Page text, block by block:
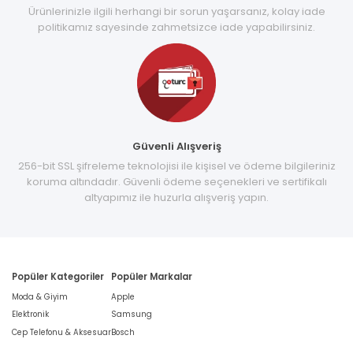
Ürünlerinizle ilgili herhangi bir sorun yaşarsanız, kolay iade
politikamız sayesinde zahmetsizce iade yapabilirsiniz.
Güvenli Alışveriş
256-bit SSL şifreleme teknolojisi ile kişisel ve ödeme bilgileriniz
koruma altındadır. Güvenli ödeme seçenekleri ve sertifikalı
altyapımız ile huzurla alışveriş yapın.
Popüler Kategoriler
Moda & Giyim
Elektronik
Cep Telefonu & Aksesuar
Popüler Markalar
Apple
Samsung
Bosch